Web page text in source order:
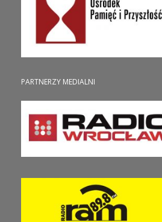
PARTNERZY MEDIALNI